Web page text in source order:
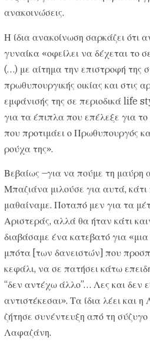
ανακοινώσεις.
Η ίδια ανακοίνωση σαρκάζει ότι
γυναίκα «οφείλει να δέχεται το
(…) με αίτημα την επιστροφή της
πρωθυπουργικής οικίας και στις
εμφάνισής της σε περιοδικά life
για τα έπιπλα που επέλεξε για το
που προτιμάει ο Πρωθυπουργός
ρούχα της».
Βεβαίως –για να πούμε τη μαύρη
Μπαζιάνα μιλούσε για αυτά, κάτι
μαθαίναμε. Ποταπό μεν για τα
Αριστεράς, αλλά θα ήταν κάτι
διαβάσαμε ένα κατεβατό για «μια
μπότα [των δανειστών] που
κεφάλι, να σε πατήσει κάτω
“δεν αντέχω άλλο”… Λες και δεν
αντιστέκεσαι». Τα ίδια λέει και
ζήτησε συνέντευξη από τη
Λαφαζάνη.